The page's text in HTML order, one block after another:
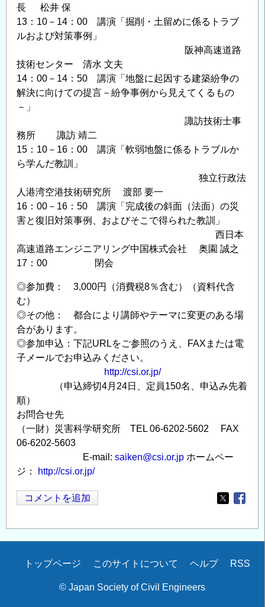
長 松井 保
13：10－14：00 講演「掘削・土留めに係るトラブ
ルおよび対策事例」
阪神高速道路
技術センター 清水 文夫
14：00－14：50 講演「地盤に起因する建築紛争の
解決に向けての提言－紛争事例から見えてくるもの
－」
諏訪技術士事
務所 諏訪 靖二
15：10－16：00 講演「軟弱地盤に係るトラブルか
ら学んだ教訓」
独立行政法
人港湾空港技術研究所 渡部 要一
16：00－16：50 講演「完成後の斜面（法面）の災
害と復旧対策事例、およびそこで得られた教訓」
西日本
高速道路エンジニアリング中国株式会社 奥園 誠之
17：00 閉会
◎参加費： 3,000円（消費税8％含む）（資料代含
む）
◎その他： 都合により講師やテーマに変更のある場
合があります。
◎参加申込：下記URLをご参照のうえ、FAXまたは電
子メールでお申込みください。
http://csi.or.jp/
（申込締切4月24日、定員150名、申込み先着
順）
お問合せ先
（一財）災害科学研究所 TEL 06-6202-5602 FAX
06-6202-5603
E-mail: saiken@csi.or.jp ホームペー
ジ：
http://csi.or.jp/
コメントを追加
Opens in
Secondary
トップページ このサイトについて ヘルプ RSS
© Japan Society of Civil Engineers